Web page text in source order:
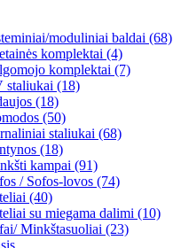
moduliniai baldai (68)
komplektai (4)
komplektai (7)
staliukai (18)
(18)
(50)
staliukai (68)
(18)
kampai (91)
/ Sofos-lovos (74)
(40)
su miegama dalimi (10)
Minkštasuoliai (23)